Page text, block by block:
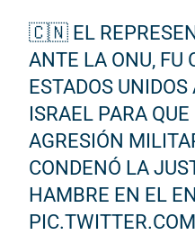
🇨🇳 EL
ANTE LA ONU, FU
ESTADOS
ISRAEL PARA
AGRESIÓN
CONDENÓ LA
HAMBRE EN EL